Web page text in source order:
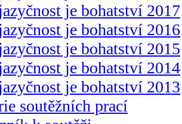
je bohatství 2017
je bohatství 2016
je bohatství 2015
je bohatství 2014
je bohatství 2013
soutěžních prací